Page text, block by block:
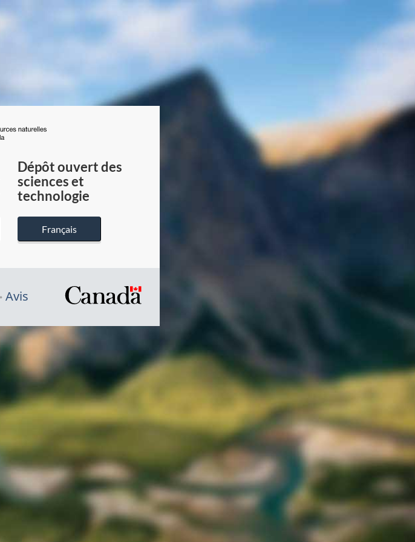
du
Canada
Dépôt ouvert des
sciences et
technologie
Français
Avis
/
gouvernement
du